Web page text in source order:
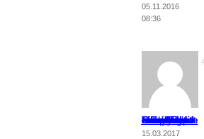
05.11.2016
08:36
Travel with mind. Respect its money. Sefuj own travelling office. Have control over own travelling office. Excite active and earn. Stop it be enslaved. Respect himself and become free. Follow I. Come with us in team.
15.03.2017